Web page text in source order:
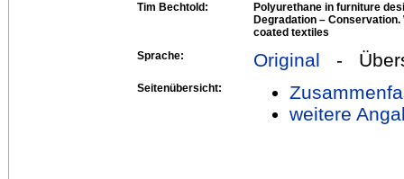
Tim Bechtold:
Polyurethane in furniture
Degradation –
coated textiles
Sprache:
Original -
Seitenübersicht:
weitere